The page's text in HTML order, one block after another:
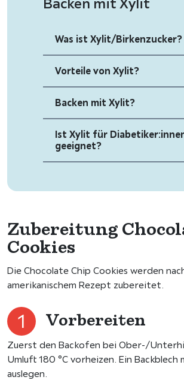
Was ist Xylit/Birkenzucker?
Vorteile von Xylit?
Backen mit Xylit?
Ist Xylit für
geeignet?
Zubereitung
Cookies
Die Chocolate Chip Cookies werden
amerikanischem Rezept zubereitet.
Vorbereiten
Zuerst den Backofen bei Ober-/
Umluft 180 °C vorheizen. Ein Backblech
auslegen.